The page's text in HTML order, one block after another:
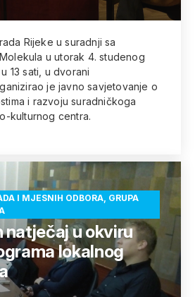
Rijeke u suradnji sa
u utorak 4. studenog
13 sati, u dvorani
je javno savjetovanje o
i razvoju suradničkoga
kulturnog centra.
I MJESNIH ODBORA, GRUPA
natječaj u okviru
lokalnog